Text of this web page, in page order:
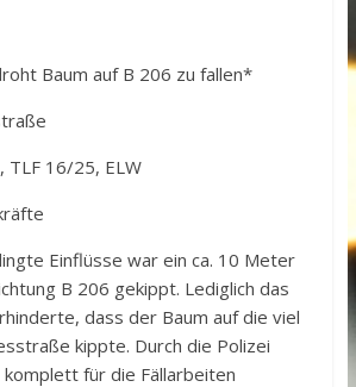
Baum auf B 206 zu fallen*
TLF 16/25, ELW
Einflüsse war ein ca. 10 Meter
B 206 gekippt. Lediglich das
dass der Baum auf die viel
kippte. Durch die Polizei
für die Fällarbeiten